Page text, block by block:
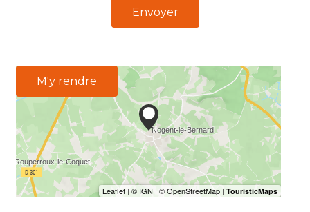
Envoyer
M'y rendre